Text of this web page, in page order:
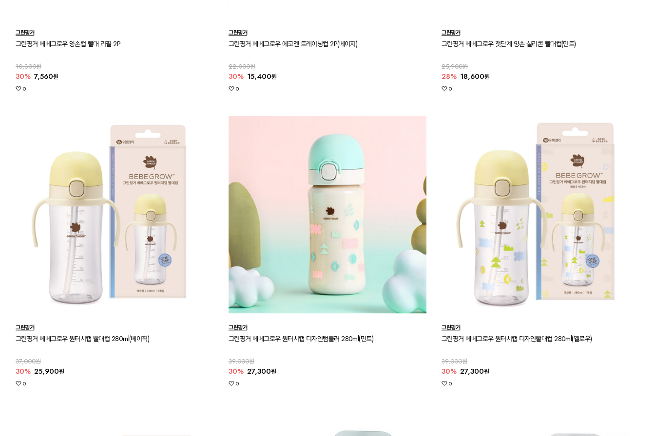
그린핑거
그린핑거 베베그로우 양손컵 빨대 리필 2P
10,800원
30% 7,560원
0
그린핑거
그린핑거 베베그로우 에코젠 트레이닝컵 2P(베이지)
22,000원
30% 15,400원
0
그린핑거
그린핑거 베베그로우 첫단계 양손 실리콘 빨대컵(민트)
25,900원
28% 18,600원
0
그린핑거
그린핑거 베베그로우 원터치캡 빨대컵 280ml(베이직)
37,000원
30% 25,900원
0
그린핑거
그린핑거 베베그로우 원터치캡 디자인텀블러 280ml(민트)
39,000원
30% 27,300원
0
그린핑거
그린핑거 베베그로우 원터치캡 디자인빨대컵 280ml(옐로우)
39,000원
30% 27,300원
0